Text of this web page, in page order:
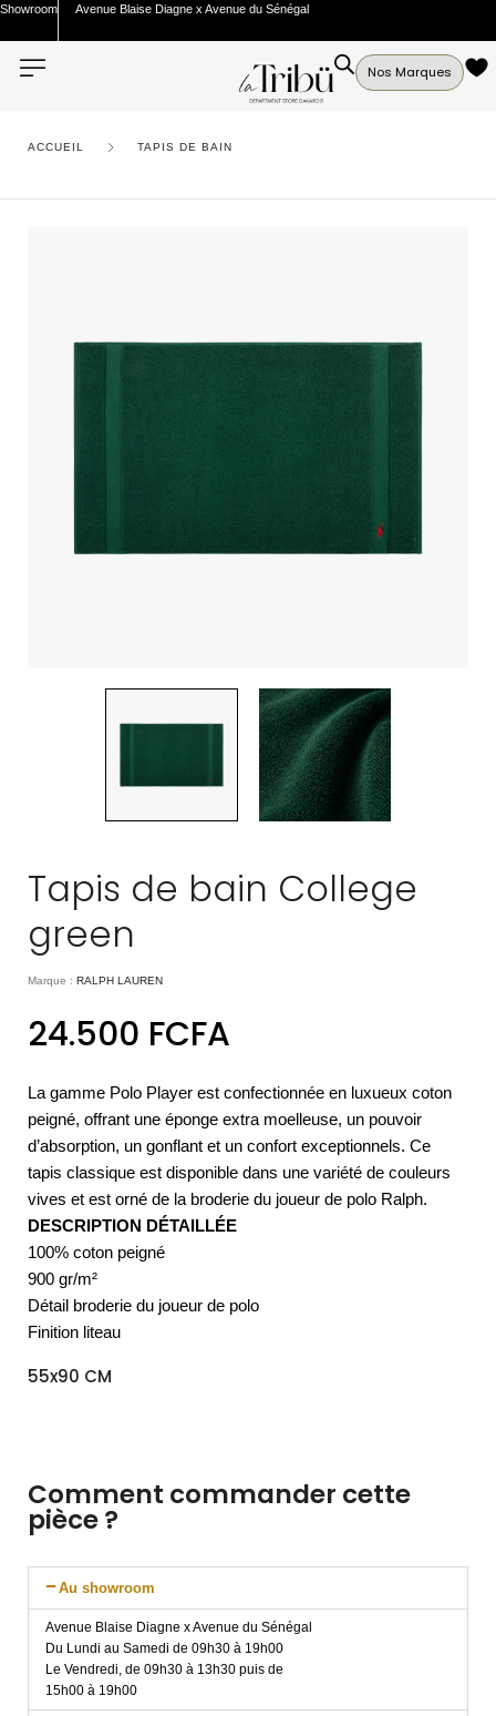
Showroom Avenue Blaise Diagne x Avenue du Sénégal
Nos Marques
ACCUEIL TAPIS DE BAIN
Tapis de bain College
green
Marque : RALPH LAUREN
24.500 FCFA
La gamme Polo Player est confectionnée en luxueux coton
peigné, offrant une éponge extra moelleuse, un pouvoir
d’absorption, un gonflant et un confort exceptionnels. Ce
tapis classique est disponible dans une variété de couleurs
vives et est orné de la broderie du joueur de polo Ralph.
DESCRIPTION DÉTAILLÉE
100% coton peigné
900 gr/m²
Détail broderie du joueur de polo
Finition liteau
55x90 CM
Comment commander cette
pièce ?
Au showroom
Avenue Blaise Diagne x Avenue du Sénégal
Du Lundi au Samedi de 09h30 à 19h00
Le Vendredi, de 09h30 à 13h30 puis de
15h00 à 19h00